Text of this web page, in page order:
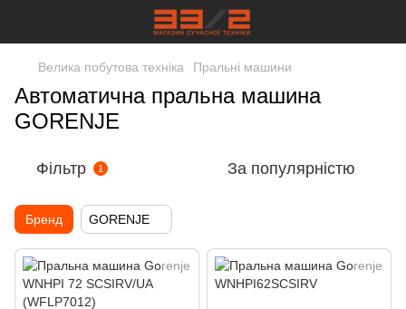
Велика побутова техніка Пральні машини
Автоматична пральна машина
GORENJE
Фільтр 1 За популярністю
Бренд GORENJE